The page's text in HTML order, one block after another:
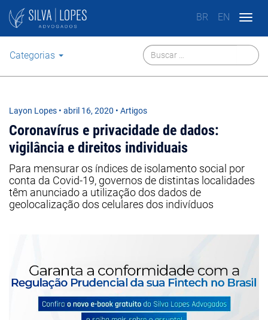
BR EN
Categorias
Layon Lopes • abril 16, 2020 • Artigos
Coronavírus e privacidade de dados:
vigilância e direitos individuais
Para mensurar os índices de isolamento social por
conta da Covid-19, governos de distintas localidades
têm anunciado a utilização dos dados de
geolocalização dos celulares dos indivíduos